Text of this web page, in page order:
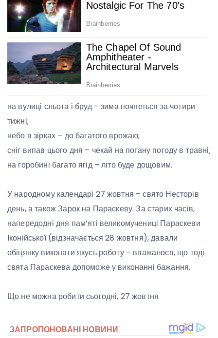
на вулиці сльота і бруд – зима почнеться за чотири
тижні;
небо в зірках – до багатого врожаю;
сніг випав цього дня – чекай на погану погоду в травні;
на горобині багато ягід – літо буде дощовим.
У народному календарі 27 жовтня – свято Несторів
день, а також Зарок на Параскеву. За старих часів,
напередодні дня пам’яті великомучениці Параскеви
Іконійської (відзначається 28 жовтня), давали
обіцянку виконати якусь роботу – вважалося, що тоді
свята Параскева допоможе у виконанні бажання.
Що не можна робити сьогодні, 27 жовтня